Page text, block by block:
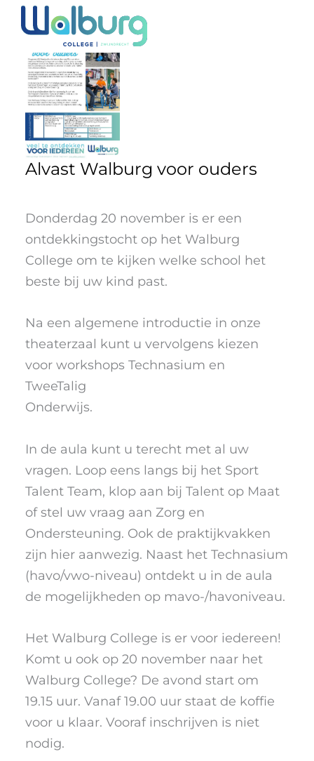
naar
inhoud
Alvast Walburg voor ouders
Donderdag 20 november is er een
ontdekkingstocht op het Walburg
College om te kijken welke school het
beste bij uw kind past.
Na een algemene introductie in onze
theaterzaal kunt u vervolgens kiezen
voor workshops Technasium en
TweeTalig
Onderwijs.
In de aula kunt u terecht met al uw
vragen. Loop eens langs bij het Sport
Talent Team, klop aan bij Talent op Maat
of stel uw vraag aan Zorg en
Ondersteuning. Ook de praktijkvakken
zijn hier aanwezig. Naast het Technasium
(havo/vwo-niveau) ontdekt u in de aula
de mogelijkheden op mavo-/havoniveau.
Het Walburg College is er voor iedereen!
Komt u ook op 20 november naar het
Walburg College? De avond start om
19.15 uur. Vanaf 19.00 uur staat de koffie
voor u klaar. Vooraf inschrijven is niet
nodig.